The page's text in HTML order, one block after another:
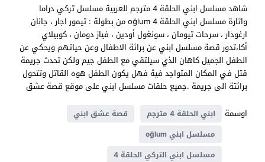
شاهد مسلسل ابني الحلقة 4 مترجم للعربية مسلسل تركي دراما
واثارة مسلسل ابني الحلقة 4 oğlum من بطولة : تيمور اجار ، جانان
ارغودار ، سرحات تيومان ، سونغول أودين ، فياز دومان ، كوبيلاي
أكا،تدور قصة مسلسل ابني عن برائة الاطفال وعن حياتهم ويحكي عن
الطفل الجميل كاهان الذي سيلتقي مع الطفل جيم ولكن تحدث جريمة
قتل في المكان المتواجد فية فهل يكون الطفل هوه القاتل وتتحول
برائتة الى جريمة .جميع حلقات مسلسل ابني على موقع قصة عشق
اوسمة
ابني الحلقة 4 مترجم
قصة عشق ابني
مسلسل ابني oğlum
مسلسل ابني التركي الحلقة 4